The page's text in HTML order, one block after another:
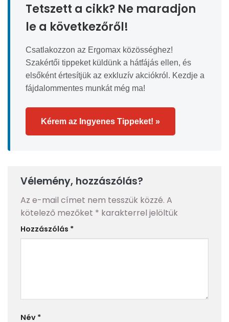
Tetszett a cikk? Ne maradjon
le a következőről!
Csatlakozzon az Ergomax közösséghez!
Szakértői tippeket küldünk a hátfájás ellen, és
elsőként értesítjük az exkluzív akciókról. Kezdje a
fájdalommentes munkát még ma!
Kérem az Ingyenes Tippeket! »
Vélemény, hozzászólás?
Az e-mail címet nem tesszük közzé. A
kötelező mezőket * karakterrel jelöltük
Hozzászólás *
Név *